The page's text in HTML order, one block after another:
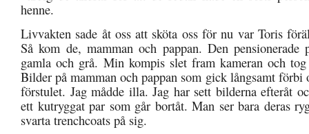
henne.
Livvakten sade åt oss att sköta oss för nu var Toris
Så kom de, mamman och pappan. Den pensionerade
gamla och grå. Min kompis slet fram kameran och
Bilder på mamman och pappan som gick långsamt förbi
förstulet. Jag mådde illa. Jag har sett bilderna efteråt
ett kutryggat par som går bortåt. Man ser bara deras
svarta trenchcoats på sig.